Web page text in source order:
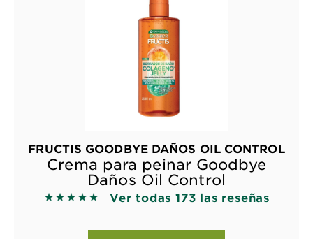
FRUCTIS GOODBYE DAÑOS OIL CONTROL
Crema para peinar Goodbye
Daños Oil Control
5 out of 5 stars based on reviews
Ver todas 173 las reseñas